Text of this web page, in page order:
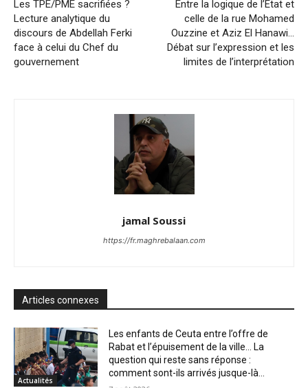
Les TPE/PME sacrifiées ?
Lecture analytique du
discours de Abdellah Ferki
face à celui du Chef du
gouvernement
Entre la logique de l’État et
celle de la rue Mohamed
Ouzzine et Aziz El Hanawi…
Débat sur l’expression et les
limites de l’interprétation
jamal Soussi
https://fr.maghrebalaan.com
Articles connexes
Actualités
Les enfants de Ceuta entre l’offre de
Rabat et l’épuisement de la ville… La
question qui reste sans réponse :
comment sont-ils arrivés jusque-là...